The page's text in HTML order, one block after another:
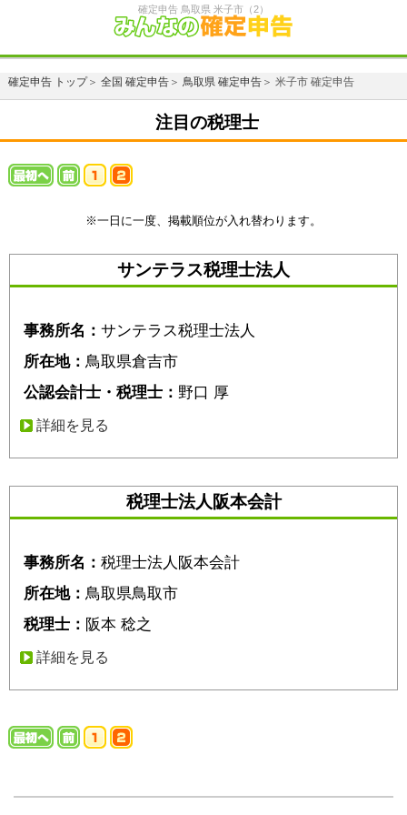
確定申告 鳥取県 米子市（2）
確定申告 トップ＞ 全国 確定申告＞ 鳥取県 確定申告＞ 米子市 確定申告
注目の税理士
※一日に一度、掲載順位が入れ替わります。
サンテラス税理士法人
事務所名： サンテラス税理士法人
所在地： 鳥取県倉吉市
公認会計士・税理士： 野口 厚
詳細を見る
税理士法人阪本会計
事務所名： 税理士法人阪本会計
所在地： 鳥取県鳥取市
税理士： 阪本 稔之
詳細を見る